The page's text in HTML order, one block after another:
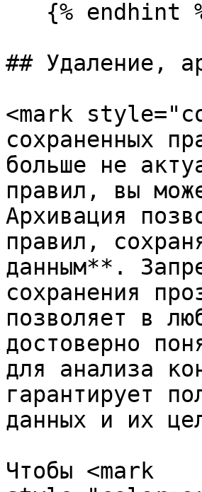
## Удаление,
<mark
сохраненных
больше не
правил, вы
Архивация
правил,
данным**.
сохранения
позволяет в
достоверно
для анализа
гарантирует
данных и их
Чтобы <mark